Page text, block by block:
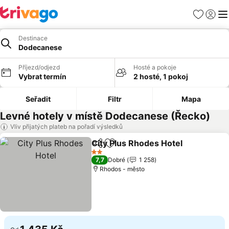
Oblíbené
Destinace
Dodecanese
Příjezd/odjezd
Vybrat termín
Hosté a pokoje
2 hosté, 1 pokoj
Seřadit Filtr Mapa
Levné hotely v místě Dodecanese (Řecko)
Vliv přijatých plateb na pořadí výsledků
SdíletPřidat na seznam oblíbených
City Plus Rhodes Hotel
2 Počet hvězdiček
7,7 Dobré
1 258
Rhodos - město